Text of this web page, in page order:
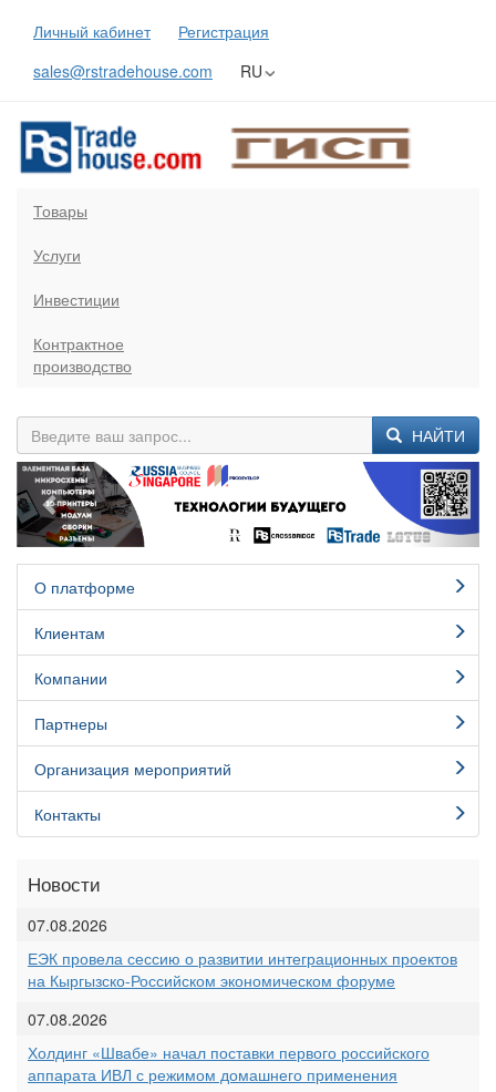
Личный кабинет
Регистрация
sales@rstradehouse.com
RU
Товары
Услуги
Инвестиции
Контрактное
производство
НАЙТИ
Previous Next
О платформе
Клиентам
Компании
Партнеры
Организация мероприятий
Контакты
Новости
07.08.2026
ЕЭК провела сессию о развитии интеграционных проектов
на Кыргызско-Российском экономическом форуме
07.08.2026
Холдинг «Швабе» начал поставки первого российского
аппарата ИВЛ с режимом домашнего применения